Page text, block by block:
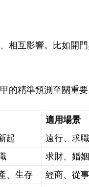
相互影響。比如開
的精準預測至關重要
適用場景
起
遠行、求
求財、婚
、生存
經商、從